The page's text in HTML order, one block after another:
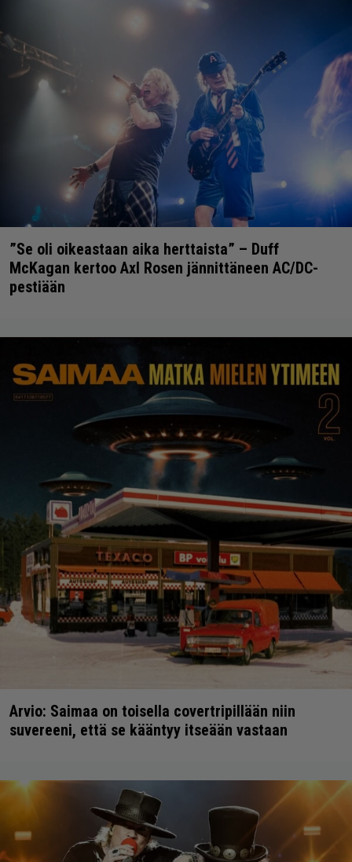
”Se oli oikeastaan aika herttaista” – Duff
McKagan kertoo Axl Rosen jännittäneen AC/DC-
pestiään
Arvio: Saimaa on toisella covertripillään niin
suvereeni, että se kääntyy itseään vastaan